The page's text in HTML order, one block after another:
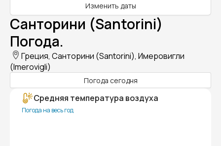
Изменить даты
Санторини (Santorini)
Погода.
Греция, Санторини (Santorini), Имеровигли
(Imerovigli)
Погода сегодня
Средняя температура воздуха
Погода на весь год